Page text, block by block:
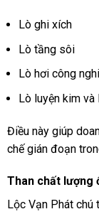
Lò ghi xích
Lò tầng sôi
Lò hơi công
Lò luyện kim
Điều này giúp
chế gián đoạn
Than chất lượng
Lộc Vạn Phát